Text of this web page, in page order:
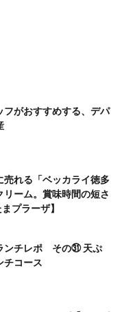
フがおすすめする、デパ
売れる「ベッカライ徳多
リーム。賞味時間の短さ
プラーザ】
ンチレポ その㉛ 天ぷ
コース